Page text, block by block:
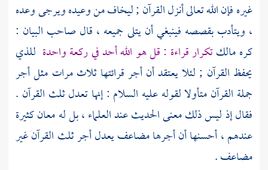
غيره فإن الله تعالى أنزل القرآن ; ليخاف من وعيده ويرجى وعده
، ويتأدب بقصصه فينبغي أن يتلى جميعه ، قال صاحب البيان :
كرهمالكتكرار قراءة : قل هو الله أحد في ركعة واحدة للذي
يحفظ القرآن ; لئلا يعتقد أن أجر قرائتها ثلاث مرات مثل أجر
جملة القرآن متأولا لقوله عليه السلام : إنها تعدل ثلث القرآن .
فقال إذ ليس ذلك معنى الحديث عند العلماء ، بل له معان كثيرة
عندهم ، أحسنها أن أجرها مضاعف يعدل أجر ثلث القرآن غير
مضاعف .